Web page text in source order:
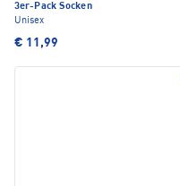
3er-Pack Socken
Unisex
€ 11,99